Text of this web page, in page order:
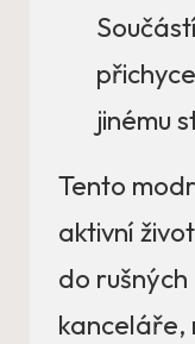
jinému
Tento
aktivní
do
kanceláře,